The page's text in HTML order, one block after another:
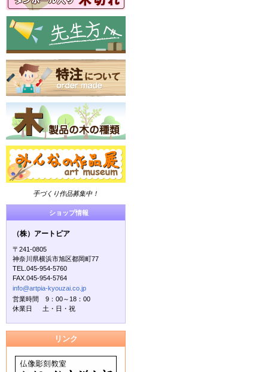
手づくり作品募集中！
ショップ情報
（株）アートピア
〒241-0805
神奈川県横浜市旭区都岡町77
TEL.045-954-5760
FAX.045-954-5764
info@artpia-kyouzai.co.jp
営業時間 9：00～18：00
休業日 土・日・祝
リンク